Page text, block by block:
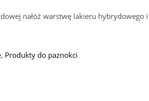
nałóż warstwę lakieru hybrydowego
, Produkty do paznokci